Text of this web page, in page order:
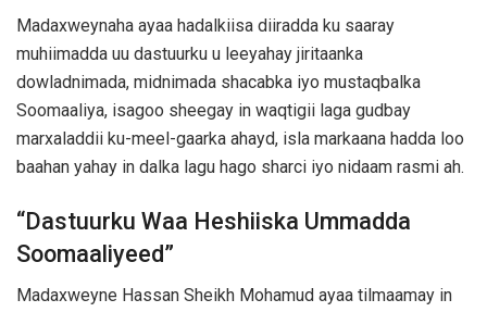
Madaxweynaha ayaa hadalkiisa diiradda ku saaray
muhiimadda uu dastuurku u leeyahay jiritaanka
dowladnimada, midnimada shacabka iyo mustaqbalka
Soomaaliya, isagoo sheegay in waqtigii laga gudbay
marxaladdii ku-meel-gaarka ahayd, isla markaana hadda loo
baahan yahay in dalka lagu hago sharci iyo nidaam rasmi ah.
“Dastuurku Waa Heshiiska Ummadda
Soomaaliyeed”
Madaxweyne Hassan Sheikh Mohamud ayaa tilmaamay in